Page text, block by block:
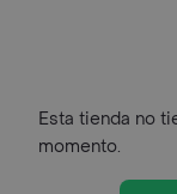
Esta tienda no
momento.